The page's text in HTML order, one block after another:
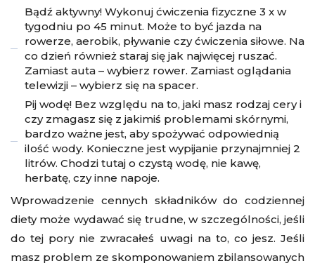
Bądź aktywny! Wykonuj ćwiczenia fizyczne 3 x w
tygodniu po 45 minut. Może to być jazda na
rowerze, aerobik, pływanie czy ćwiczenia siłowe. Na
co dzień również staraj się jak najwięcej ruszać.
Zamiast auta – wybierz rower. Zamiast oglądania
telewizji – wybierz się na spacer.
Pij wodę! Bez względu na to, jaki masz rodzaj cery i
czy zmagasz się z jakimiś problemami skórnymi,
bardzo ważne jest, aby spożywać odpowiednią
ilość wody. Konieczne jest wypijanie przynajmniej 2
litrów. Chodzi tutaj o czystą wodę, nie kawę,
herbatę, czy inne napoje.
Wprowadzenie cennych składników do codziennej
diety może wydawać się trudne, w szczególności, jeśli
do tej pory nie zwracałeś uwagi na to, co jesz. Jeśli
masz problem ze skomponowaniem zbilansowanych